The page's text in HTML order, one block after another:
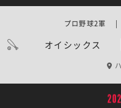
オイシックス
プロ野球2軍 |